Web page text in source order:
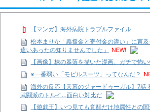
【マンガ】海外病院トラブルファイル
松本まりか「義援金と寄付金の違い」に言
違いあったの知りませんでした」
NEW!
【画像】株の暴落を描いた漫画、ガチで怖
※一番弱い「モビルスーツ」ってなんだ？
海外の反応【天幕のジャードゥーガル】7話
武闘派のトルイ…面白い対比だ
【遊戯王】いつ見ても覚醒だけ地属性との